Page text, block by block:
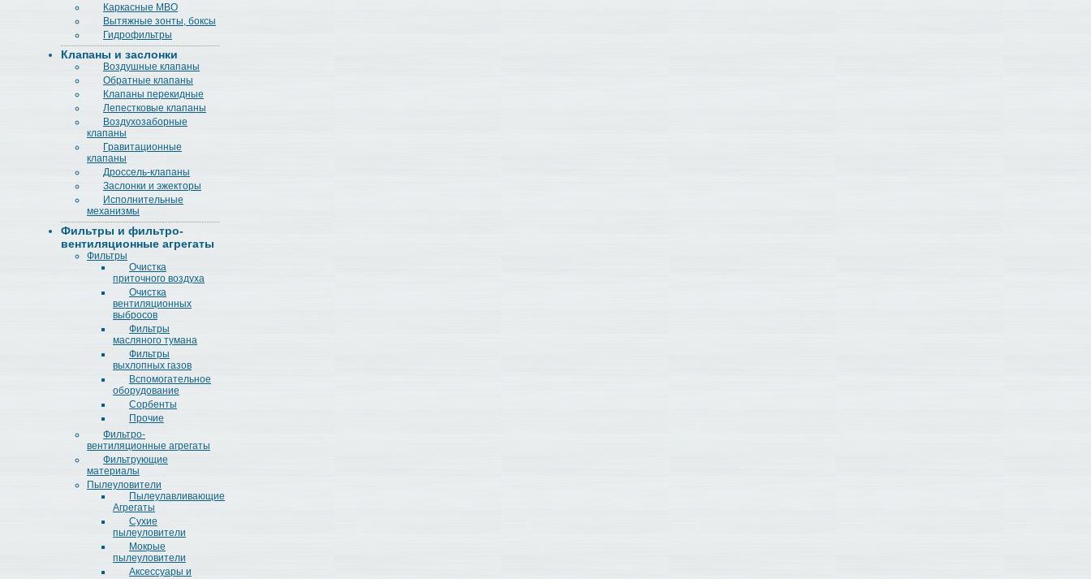
Каркасные МВО
Вытяжные зонты, боксы
Гидрофильтры
Клапаны и заслонки
Воздушные клапаны
Обратные клапаны
Клапаны перекидные
Лепестковые клапаны
Воздухозаборные
клапаны
Гравитационные
клапаны
Дроссель-клапаны
Заслонки и эжекторы
Исполнительные
механизмы
Фильтры и фильтро-
вентиляционные агрегаты
Фильтры
Очистка
приточного воздуха
Очистка
вентиляционных
выбросов
Фильтры
масляного тумана
Фильтры
выхлопных газов
Вспомогательное
оборудование
Сорбенты
Прочие
Фильтро-
вентиляционные агрегаты
Фильтрующие
материалы
Пылеуловители
Пылеулавливающие
Агрегаты
Сухие
пылеуловители
Мокрые
пылеуловители
Аксессуары и